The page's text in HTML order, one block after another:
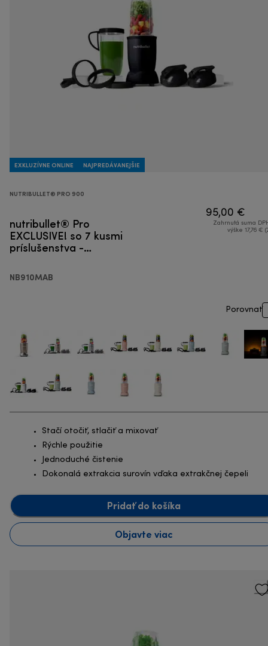
EXKLUZÍVNE ONLINE NAJPREDÁVANEJŠIE
NUTRIBULLET® PRO 900
nutribullet® Pro
EXCLUSIVE! so 7 kusmi
príslušenstva -
NB910MAB
95,00 €
Zahrnutá suma
výške 17,76 €
Porovnať
Stačí otočiť, stlačiť a mixovať
Rýchle použitie
Jednoduché čistenie
Dokonalá extrakcia surovín vďaka extrakčnej čepeli
Pridať do košíka
Objavte viac